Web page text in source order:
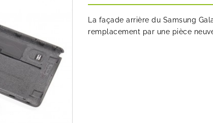
La façade arrière du Samsung
remplacement par une pièce